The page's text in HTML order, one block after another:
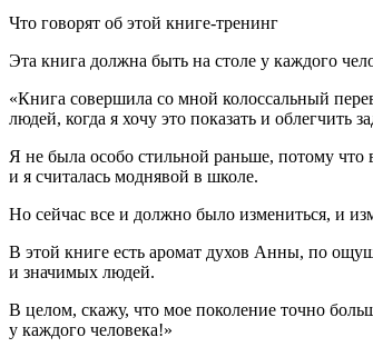
Что говорят об этой книге-тренинг
Эта книга должна быть на столе у каждого
«Книга совершила со мной колоссальный
людей, когда я хочу это показать и облегчить
Я не была особо стильной раньше, потому что
и я считалась моднявой в школе.
Но сейчас все и должно было измениться, и
В этой книге есть аромат духов Анны, по
и значимых людей.
В целом, скажу, что мое поколение точно
у каждого человека!»